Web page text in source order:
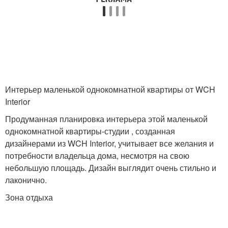
Квартиры в таносе
двухкомнатной
Квартиры в евро-
двушку
Комнаты в квартире
Двухкомнатная
Интерьер маленькой однокомнатной квартиры от WCH
Interior
Продуманная планировка интерьера этой маленькой
однокомнатной квартиры-студии , созданная
дизайнерами из WCH Interior, учитывает все желания и
потребности владельца дома, несмотря на свою
небольшую площадь. Дизайн выглядит очень стильно и
лаконично.
Зона отдыха